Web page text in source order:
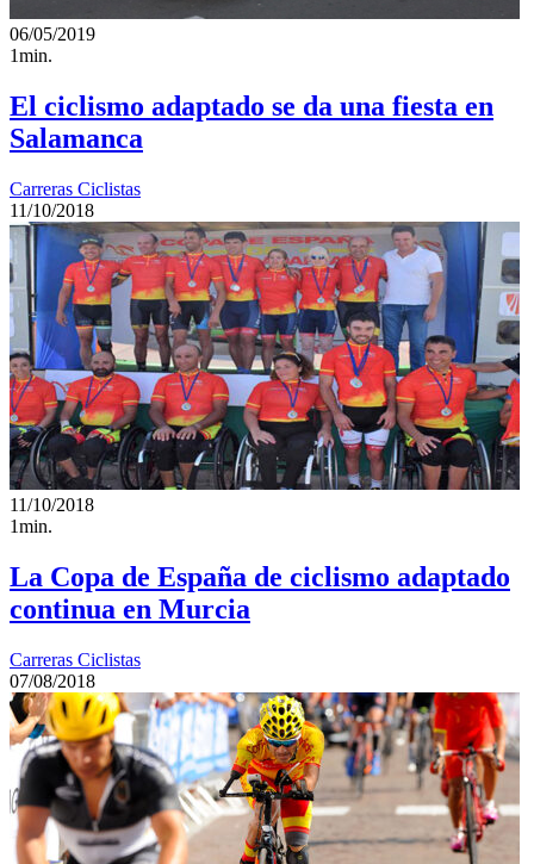
06/05/2019
1min.
El ciclismo adaptado se da una fiesta en
Salamanca
Carreras Ciclistas
11/10/2018
11/10/2018
1min.
La Copa de España de ciclismo adaptado
continua en Murcia
Carreras Ciclistas
07/08/2018